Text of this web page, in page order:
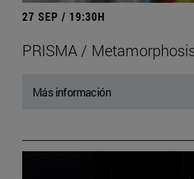
27 SEP / 19:30H
PRISMA /
Más información